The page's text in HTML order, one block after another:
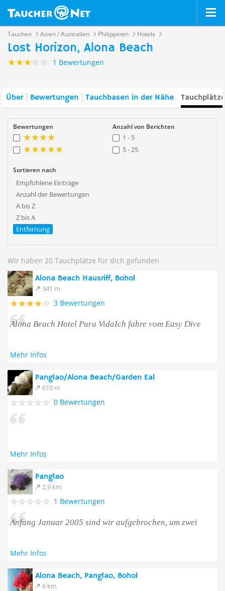
Tauchen Asien / Australien Philippinen Hotels
Lost Horizon, Alona Beach
1 Bewertungen
Über Bewertungen Tauchbasen in der Nähe
Bewertungen Anzahl von Berichten
1 - 5
5 - 25
Sortieren nach
Empfohlene Einträge
Anzahl der Bewertungen
A bis Z
Z bis A
Entfernung
Wir haben 20 Tauchplätze für dich gefunden
Alona Beach Hausriff, Bohol
341 m
3 Bewertungen
Alona Beach Hotel Pura VidaIch fahre vom Easy Dive
Mehr Infos
Panglao/Alona Beach/Garden Eal
610 m
0 Bewertungen
Mehr Infos
Panglao
2.9 km
1 Bewertungen
Anfang Januar 2005 sind wir aufgebrochen, um zwei
Mehr Infos
Alona Beach, Panglao, Bohol
6 km